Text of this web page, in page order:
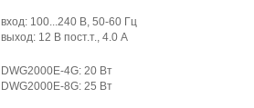
вход: 100...240 В, 50-60 Гц
выход: 12 В пост.т., 4.0 А
DWG2000E-4G: 20 Вт
DWG2000E-8G: 25 Вт